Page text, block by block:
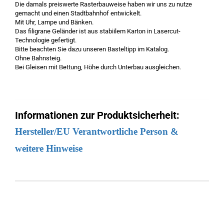
Die damals preiswerte Rasterbauweise haben wir uns zu nutze
gemacht und einen Stadtbahnhof entwickelt.
Mit Uhr, Lampe und Bänken.
Das filigrane Geländer ist aus stabiilem Karton in Lasercut-
Technologie gefertigt.
Bitte beachten Sie dazu unseren Basteltipp im Katalog.
Ohne Bahnsteig.
Bei Gleisen mit Bettung, Höhe durch Unterbau ausgleichen.
Informationen zur Produktsicherheit:
Hersteller/EU Verantwortliche Person &
weitere Hinweise